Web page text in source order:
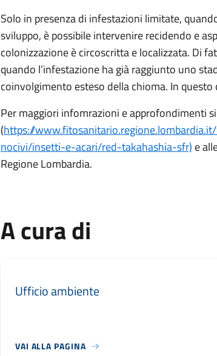
Solo in presenza di infestazioni limitate,
sviluppo, è possibile intervenire recidendo e
colonizzazione è circoscritta e localizzata. Di
quando l’infestazione ha già raggiunto uno
coinvolgimento esteso della chioma. In
Per maggiori infomrazioni e approfondimenti
(https://
nocivi/insetti-e-acari/red-takahashia-sfr) e
Regione Lombardia.
A cura di
Ufficio ambiente
VAI ALLA PAGINA